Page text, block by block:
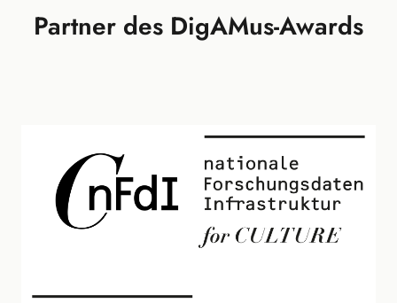
Partner des DigAMus-Awards